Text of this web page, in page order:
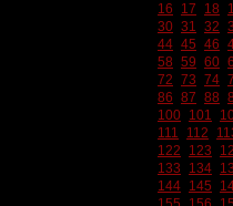
16
17 18
30 31 32
44 45 46
58 59 60
72 73 74
86 87 88
100 101
111
112
122
123
133
134
144 145